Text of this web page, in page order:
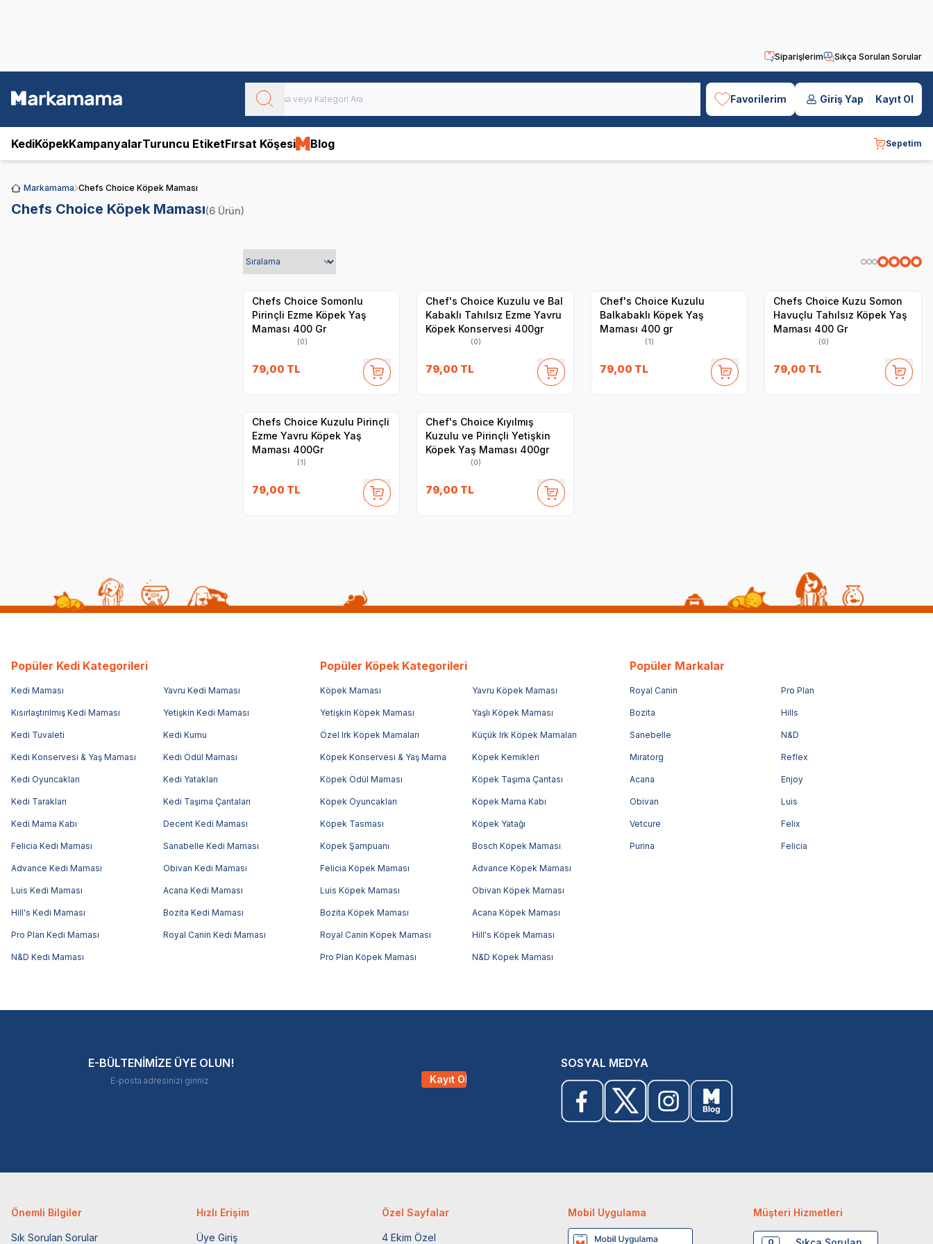
Siparişlerim Sıkça Sorulan Sorular
Favorilerim Giriş Yap Kayıt Ol
KediKöpekKampanyalarTuruncu EtiketFırsat Köşesi Blog Sepetim
Markamama Chefs Choice Köpek Maması
Chefs Choice Köpek Maması(6 Ürün)
Satıcı
Chefs Choice Somonlu
Pirinçli Ezme Köpek Yaş
Maması 400 Gr
(0)
79,00 TL
Chef's Choice Kuzulu ve Bal
Kabaklı Tahılsız Ezme Yavru
Köpek Konservesi 400gr
(0)
79,00 TL
Chef's Choice Kuzulu
Balkabaklı Köpek Yaş
Maması 400 gr
(1)
79,00 TL
Chefs Choice Kuzu Somon
Havuçlu Tahılsız Köpek Yaş
Maması 400 Gr
(0)
79,00 TL
Chefs Choice Kuzulu Pirinçli
Ezme Yavru Köpek Yaş
Maması 400Gr
(1)
79,00 TL
Chef's Choice Kıyılmış
Kuzulu ve Pirinçli Yetişkin
Köpek Yaş Maması 400gr
(0)
79,00 TL
Popüler Kedi Kategorileri
Kedi Maması Yavru Kedi Maması
Kısırlaştırılmış Kedi Maması Yetişkin Kedi Maması
Kedi Tuvaleti Kedi Kumu
Kedi Konservesi & Yaş Maması Kedi Ödül Maması
Kedi Oyuncakları Kedi Yatakları
Kedi Tarakları Kedi Taşıma Çantaları
Kedi Mama Kabı Decent Kedi Maması
Felicia Kedi Maması Sanabelle Kedi Maması
Advance Kedi Maması Obivan Kedi Maması
Luis Kedi Maması Acana Kedi Maması
Hill's Kedi Maması Bozita Kedi Maması
Pro Plan Kedi Maması Royal Canin Kedi Maması
N&D Kedi Maması
Popüler Köpek Kategorileri
Köpek Maması Yavru Köpek Maması
Yetişkin Köpek Maması Yaşlı Köpek Maması
Özel Irk Köpek Mamaları Küçük Irk Köpek Mamaları
Köpek Konservesi & Yaş Mama Köpek Kemikleri
Köpek Ödül Maması Köpek Taşıma Çantası
Köpek Oyuncakları Köpek Mama Kabı
Köpek Tasması Köpek Yatağı
Köpek Şampuanı Bosch Köpek Maması
Felicia Köpek Maması Advance Köpek Maması
Luis Köpek Maması Obivan Köpek Maması
Bozita Köpek Maması Acana Köpek Maması
Royal Canin Köpek Maması Hill's Köpek Maması
Pro Plan Köpek Maması N&D Köpek Maması
Popüler Markalar
Royal Canin Pro Plan
Bozita Hills
Sanebelle N&D
Miratorg Reflex
Acana Enjoy
Obivan Luis
Vetcure Felix
Purina Felicia
E-BÜLTENİMİZE ÜYE OLUN!
Kayıt Ol
SOSYAL MEDYA
Önemli Bilgiler
Sık Sorulan Sorular
Hızlı Erişim
Üye Giriş
Özel Sayfalar
4 Ekim Özel
Mobil Uygulama Müşteri Hizmetleri